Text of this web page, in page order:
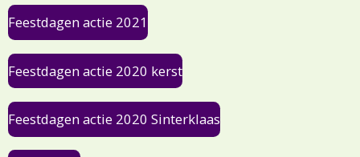
Feestdagen actie 2021
Feestdagen actie 2020 kerst
Feestdagen actie 2020 Sinterklaas